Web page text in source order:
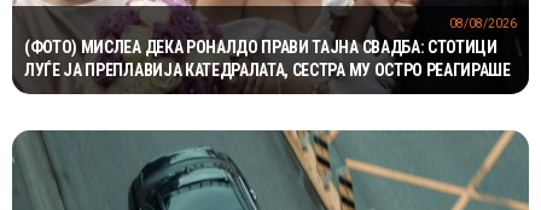
(ФОТО) МИСЛЕА ДЕКА РОНАЛДО ПРАВИ ТАЈНА СВАДБА: СТОТИЦИ
ЛУЃЕ ЈА ПРЕПЛАВИЈА КАТЕДРАЛАТА, СЕСТРА МУ ОСТРО РЕАГИРАШЕ
08/08/2026